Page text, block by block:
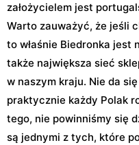
założycielem jest
Warto zauważyć, że jeśli
to właśnie Biedronka jest
także największa sieć
w naszym kraju. Nie da
praktycznie każdy Polak
tego, nie powinniśmy się
są jednymi z tych, które